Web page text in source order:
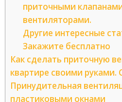
приточными
вентиляторами.
Другие интересные
Закажите бесплатно
Как сделать приточную
квартире своими руками.
Принудительная
пластиковыми окнами